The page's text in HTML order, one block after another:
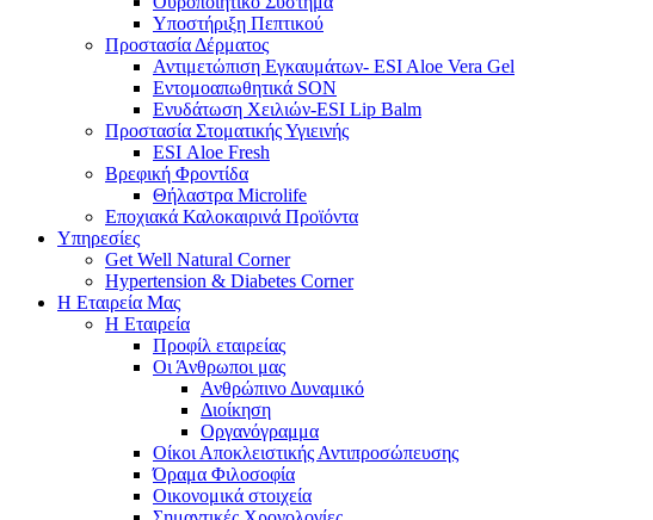
Υποστήριξη Πεπτικού
Προστασία Δέρματος
Αντιμετώπιση Εγκαυμάτων- ESI Aloe Vera Gel
Εντομοαπωθητικά SON
Ενυδάτωση Χειλιών-ESI Lip Balm
Προστασία Στοματικής Υγιεινής
ESI Αloe Fresh
Βρεφική Φροντίδα
Θήλαστρα Microlife
Εποχιακά Καλοκαιρινά Προϊόντα
Υπηρεσίες
Get Well Natural Corner
Hypertension & Diabetes Corner
Η Εταιρεία Μας
Η Εταιρεία
Προφίλ εταιρείας
Οι Άνθρωποι μας
Ανθρώπινο Δυναμικό
Διοίκηση
Οργανόγραμμα
Οίκοι Αποκλειστικής Αντιπροσώπευσης
Όραμα Φιλοσοφία
Οικονομικά στοιχεία